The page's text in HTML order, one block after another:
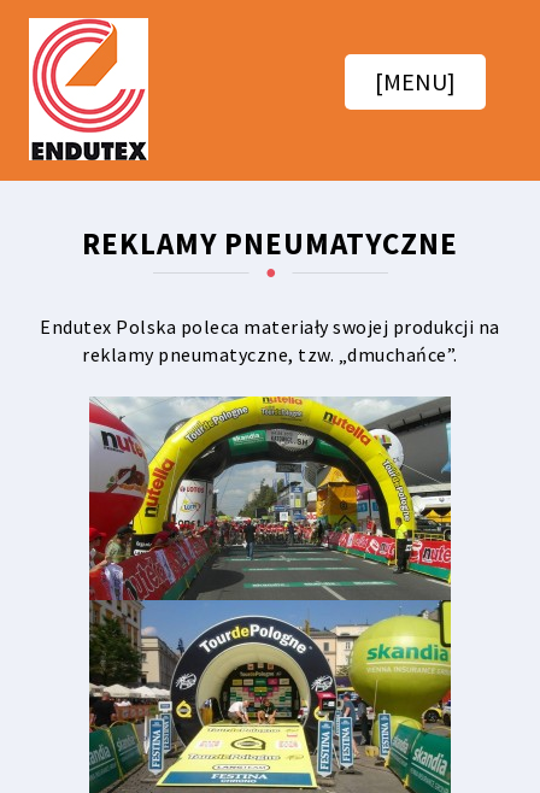
[MENU]
REKLAMY PNEUMATYCZNE
Endutex Polska poleca materiały swojej produkcji na
reklamy pneumatyczne, tzw. „dmuchańce”.